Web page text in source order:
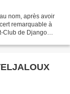
nom, après avoir
remarquable à
Club de Django